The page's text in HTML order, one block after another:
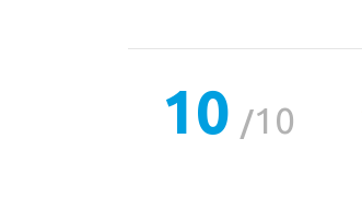
10 10